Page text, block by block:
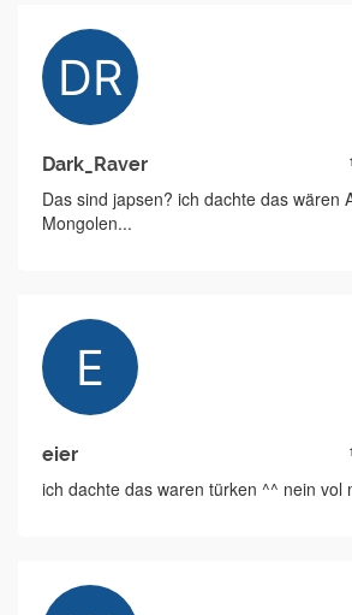
Dark_Raver
Das sind japsen? ich dachte das wären
Mongolen...
eier
ich dachte das waren türken ^^ nein vol